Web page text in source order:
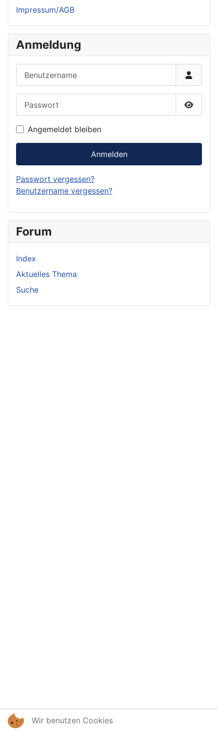
Impressum/AGB
Anmeldung
Angemeldet bleiben
Anmelden
Passwort vergessen?
Benutzername vergessen?
Forum
Index
Aktuelles Thema
Suche
Wir benutzen Cookies